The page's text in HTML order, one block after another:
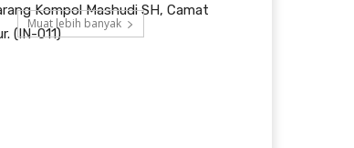
Kompol Mashudi SH, Camat
(IN-011)
Muat lebih banyak